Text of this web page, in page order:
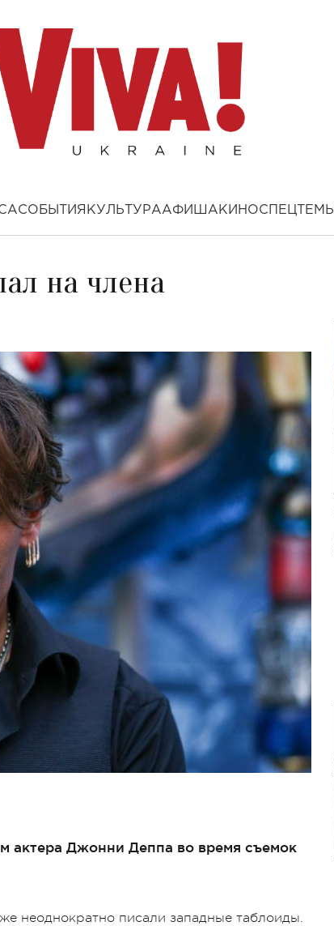
СОБЫТИЯ КУЛЬТУРААФИША КИНОСПЕЦТЕМЫ
на члена
актера Джонни Деппа во время съемок
неоднократно писали западные таблоиды.